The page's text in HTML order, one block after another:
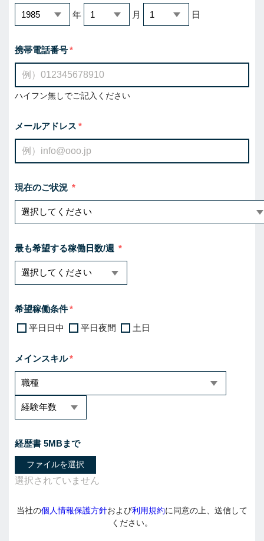
年 月 日
携帯電話番号
ハイフン無しでご記入ください
メールアドレス
現在のご状況
最も希望する稼働日数/週
希望稼働条件
平日日中
平日夜間 土日
メインスキル
経歴書 5MBまで
ファイルを選択
当社の個人情報保護方針および利用規約に同意の上、送信して
ください。